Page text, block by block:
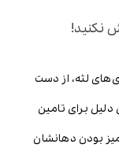
لثه، از دست
دلیل برای تامین
بودن دهانشان